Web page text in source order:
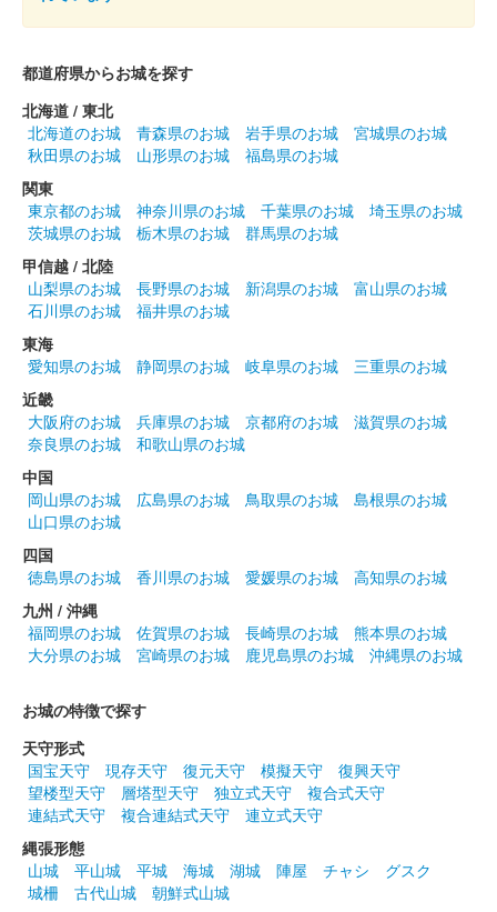
都道府県からお城を探す
北海道 / 東北
北海道のお城
青森県のお城 岩手県のお城
宮城県のお城
秋田県のお城
山形県のお城
福島県のお城
関東
東京都のお城
神奈川県のお城 千葉県のお城
埼玉県のお城
茨城県のお城
栃木県のお城
群馬県のお城
甲信越 / 北陸
山梨県のお城
長野県のお城 新潟県のお城
富山県のお城
石川県のお城
福井県のお城
東海
愛知県のお城
静岡県のお城 岐阜県のお城
三重県のお城
近畿
大阪府のお城
兵庫県のお城 京都府のお城
滋賀県のお城
奈良県のお城
和歌山県のお城
中国
岡山県のお城
広島県のお城 鳥取県のお城
島根県のお城
山口県のお城
四国
徳島県のお城
香川県のお城 愛媛県のお城
高知県のお城
九州 / 沖縄
福岡県のお城
佐賀県のお城 長崎県のお城
熊本県のお城
大分県のお城
宮崎県のお城 鹿児島県のお城 沖縄県のお城
お城の特徴で探す
天守形式
国宝天守
現存天守 復元天守 模擬天守
復興天守
望楼型天守
層塔型天守 独立式天守
複合式天守
連結式天守
複合連結式天守
連立式天守
縄張形態
山城
平山城 平城 海城 湖城 陣屋 チャシ
グスク
城柵
古代山城
朝鮮式山城